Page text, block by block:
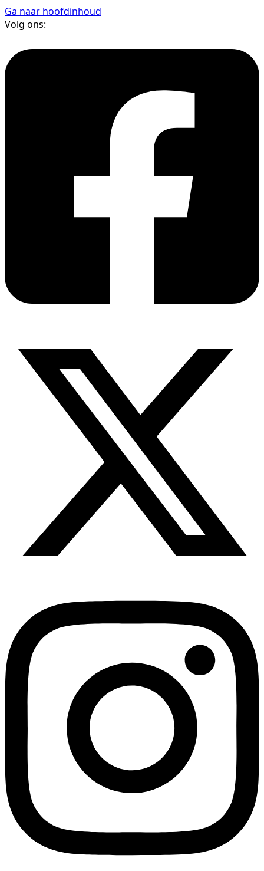
Ga naar hoofdinhoud
Volg ons: